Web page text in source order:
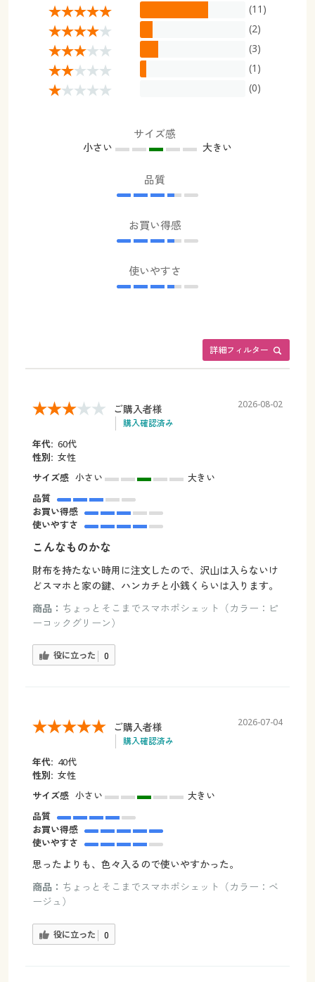
(11)
(2)
(3)
(1)
(0)
サイズ感
小さい 大きい
品質
お買い得感
使いやすさ
詳細フィルター
ご購入者様
購入確認済み
2026-08-02
年代: 60代
性別: 女性
サイズ感 小さい
大きい
品質
お買い得感
使いやすさ
こんなものかな
財布を持たない時用に注文したので、沢山は入らないけ
どスマホと家の鍵、ハンカチと小銭くらいは入ります。
商品： ちょっとそこまでスマホポシェット（カラー：ピ
ーコックグリーン）
役に立った 0
ご購入者様
購入確認済み
2026-07-04
年代: 40代
性別: 女性
サイズ感 小さい
大きい
品質
お買い得感
使いやすさ
思ったよりも、色々入るので使いやすかった。
商品： ちょっとそこまでスマホポシェット（カラー：ベ
ージュ）
役に立った 0